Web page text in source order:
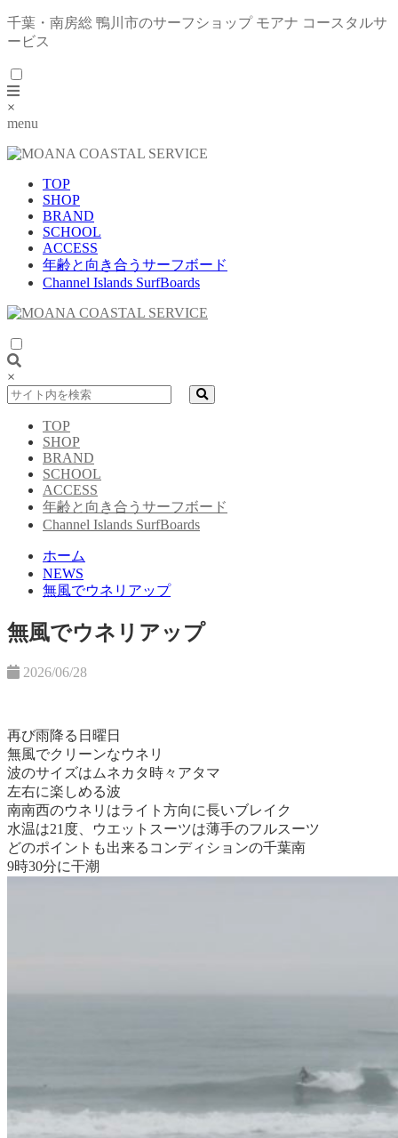
千葉・南房総 鴨川市のサーフショップ モアナ コースタルサ
ービス
×
menu
TOP
SHOP
BRAND
SCHOOL
ACCESS
年齢と向き合うサーフボード
Channel Islands SurfBoards
×
TOP
SHOP
BRAND
SCHOOL
ACCESS
年齢と向き合うサーフボード
Channel Islands SurfBoards
ホーム
NEWS
無風でウネリアップ
無風でウネリアップ
2026/06/28
再び雨降る日曜日
無風でクリーンなウネリ
波のサイズはムネカタ時々アタマ
左右に楽しめる波
南南西のウネリはライト方向に長いブレイク
水温は21度、ウエットスーツは薄手のフルスーツ
どのポイントも出来るコンディションの千葉南
9時30分に干潮